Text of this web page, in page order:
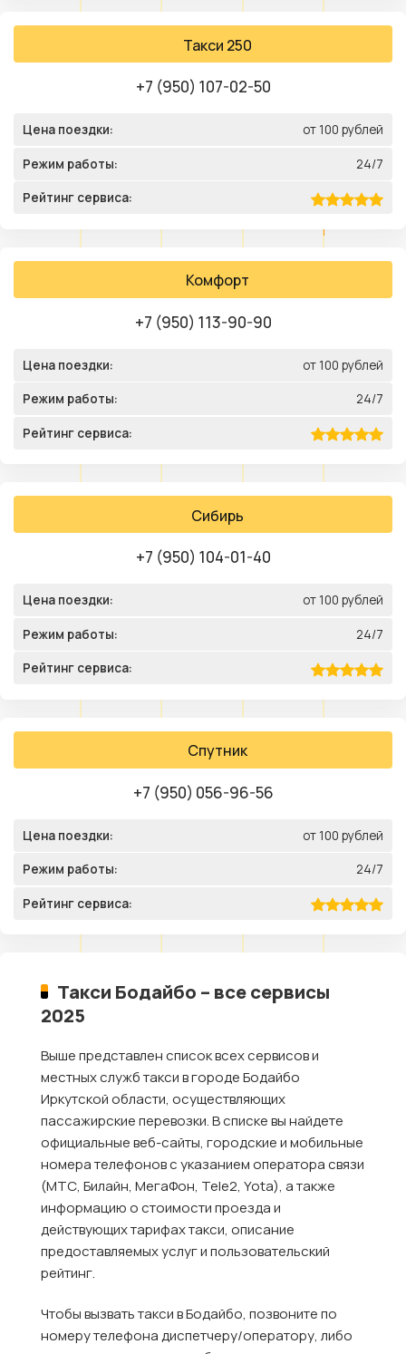
Такси 250
+7 (950) 107-02-50
Цена поездки: от 100 рублей
Режим работы: 24/7
Рейтинг сервиса:
Комфорт
+7 (950) 113-90-90
Цена поездки: от 100 рублей
Режим работы: 24/7
Рейтинг сервиса:
Сибирь
+7 (950) 104-01-40
Цена поездки: от 100 рублей
Режим работы: 24/7
Рейтинг сервиса:
Спутник
+7 (950) 056-96-56
Цена поездки: от 100 рублей
Режим работы: 24/7
Рейтинг сервиса:
Такси Бодайбо – все сервисы
2025
Выше представлен список всех сервисов и
местных служб такси в городе Бодайбо
Иркутской области, осуществляющих
пассажирские перевозки. В списке вы найдете
официальные веб-сайты, городские и мобильные
номера телефонов с указанием оператора связи
(МТС, Билайн, МегаФон, Tele2, Yota), а также
информацию о стоимости проезда и
действующих тарифах такси, описание
предоставляемых услуг и пользовательский
рейтинг.
Чтобы вызвать такси в Бодайбо, позвоните по
номеру телефона диспетчеру/оператору, либо